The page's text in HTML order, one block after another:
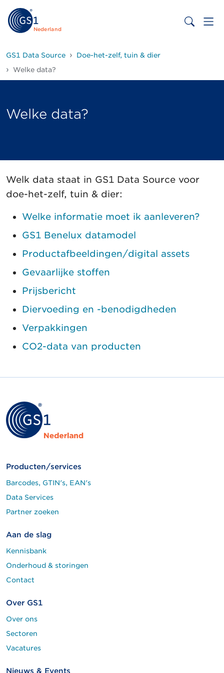
Nederland
GS1 Data Source
Doe-het-zelf, tuin & dier
Welke data?
Welke data?
Welk data staat in GS1 Data Source voor
doe-het-zelf, tuin & dier:
Welke informatie moet ik aanleveren?
GS1 Benelux datamodel
Productafbeeldingen/digital assets
Gevaarlijke stoffen
Prijsbericht
Diervoeding en -benodigdheden
Verpakkingen
CO2-data van producten
Producten/services
Barcodes, GTIN's, EAN's
Data Services
Partner zoeken
Aan de slag
Kennisbank
Onderhoud & storingen
Contact
Over GS1
Over ons
Sectoren
Vacatures
Nieuws & Events